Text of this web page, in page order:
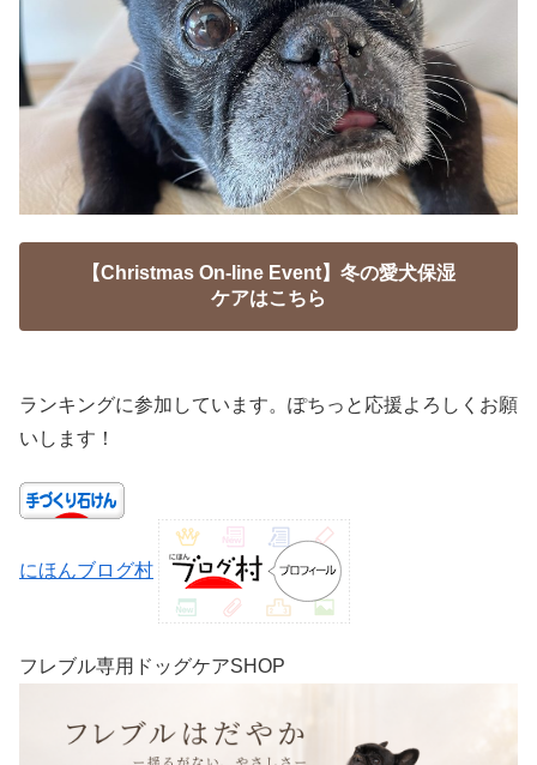
【Christmas On-line Event】冬の愛犬保湿
ケアはこちら
ランキングに参加しています。ぽちっと応援よろしくお願
いします！
にほんブログ村
フレブル専用ドッグケアSHOP